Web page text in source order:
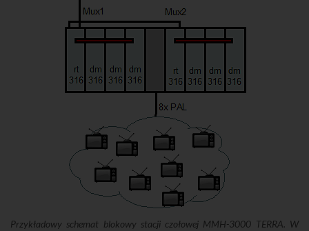
Przykładowy schemat blokowy stacji czołowej MMH-3000 TERRA. W